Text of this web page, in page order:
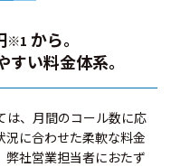
※1 から。
い料金体系。
は、月間のコール数に応
況に合わせた柔軟な料金
弊社営業担当者におたず